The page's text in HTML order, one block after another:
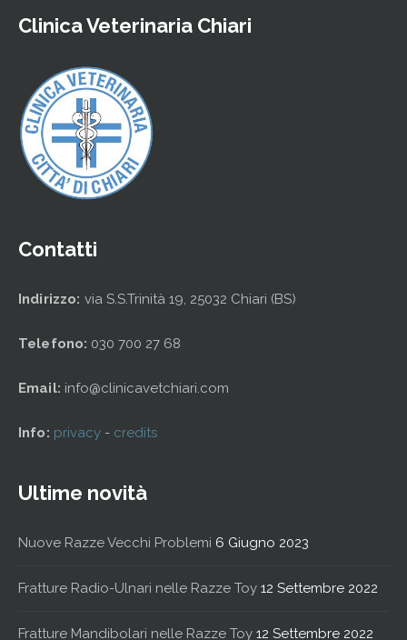
Clinica Veterinaria Chiari
Contatti
Indirizzo: via S.S.Trinità 19, 25032 Chiari (BS)
Telefono: 030 700 27 68
Email: info@clinicavetchiari.com
Info: privacy - credits
Ultime novità
Nuove Razze Vecchi Problemi 6 Giugno 2023
Fratture Radio-Ulnari nelle Razze Toy 12 Settembre 2022
Fratture Mandibolari nelle Razze Toy 12 Settembre 2022